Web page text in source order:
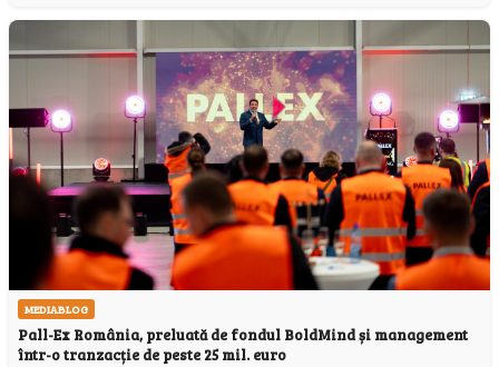
MEDIABLOG
Pall-Ex România, preluată de fondul BoldMind și management
într-o tranzacție de peste 25 mil. euro